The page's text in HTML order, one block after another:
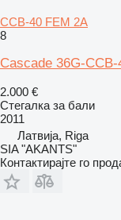
CCB-40 FEM 2A
8
Cascade 36G-
2.000 €
Стегалка за бали
2011
Латвија, Riga
SIA "AKANTS"
Контактирајте го